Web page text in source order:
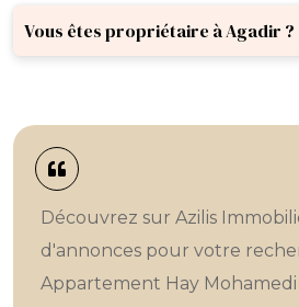
Vous êtes propriétaire à Agadir ?
Découvrez sur Azilis
d'annonces pour votre
Appartement Hay Mohamedi